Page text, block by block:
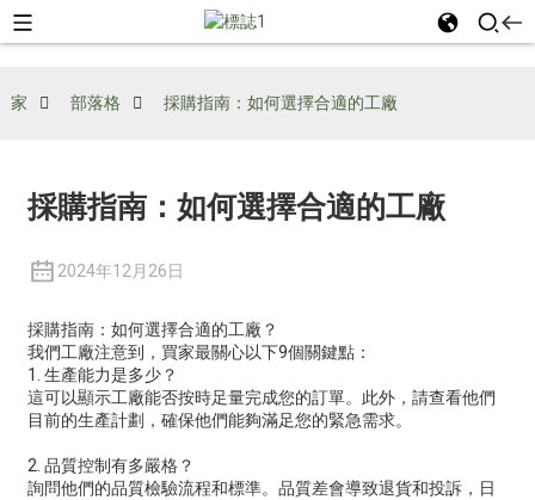
家 部落格 採購指南：如何選擇合適的工廠
採購指南：如何選擇合適的工廠
2024年12月26日
採購指南：如何選擇合適的工廠？
我們工廠注意到，買家最關心以下9個關鍵點：
1. 生產能力是多少？
這可以顯示工廠能否按時足量完成您的訂單。此外，請查看他們
目前的生產計劃，確保他們能夠滿足您的緊急需求。
2. 品質控制有多嚴格？
詢問他們的品質檢驗流程和標準。品質差會導致退貨和投訴，日